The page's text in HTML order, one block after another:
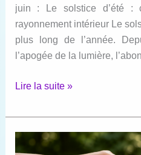
juin : Le solstice d’été :
rayonnement intérieur Le
plus long de l’année.
l’apogée de la lumière,
Quelles
utiliser
en
été
Lire la suite »